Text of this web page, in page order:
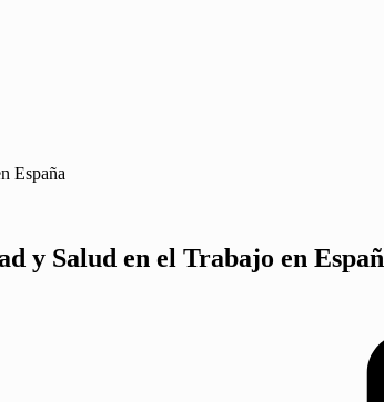
España
y Salud en el Trabajo en